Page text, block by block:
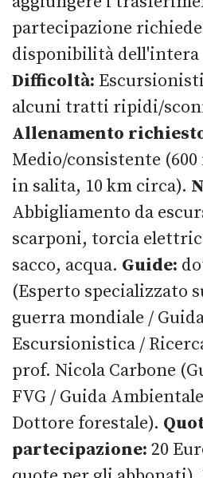
partecipazione
disponibilità dell'intera
Difficoltà:
alcuni tratti ripidi/
Allenamento
Medio/consistente
in salita, 10 km circa).
Abbigliamento da
scarponi, torcia
sacco, acqua. Guide:
(Esperto specializzato
guerra mondiale /
Escursionistica /
prof. Nicola Carbone
FVG / Guida
Dottore forestale).
partecipazione: 20